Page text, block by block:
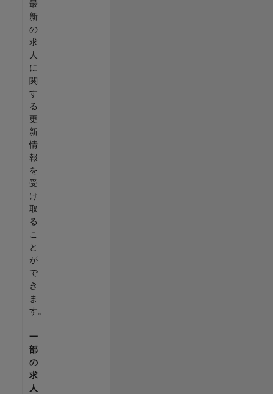
最
新
の
求
人
に
関
す
る
更
新
情
報
を
受
け
取
る
こ
と
が
で
き
ま
す。
一
部
の
求
人